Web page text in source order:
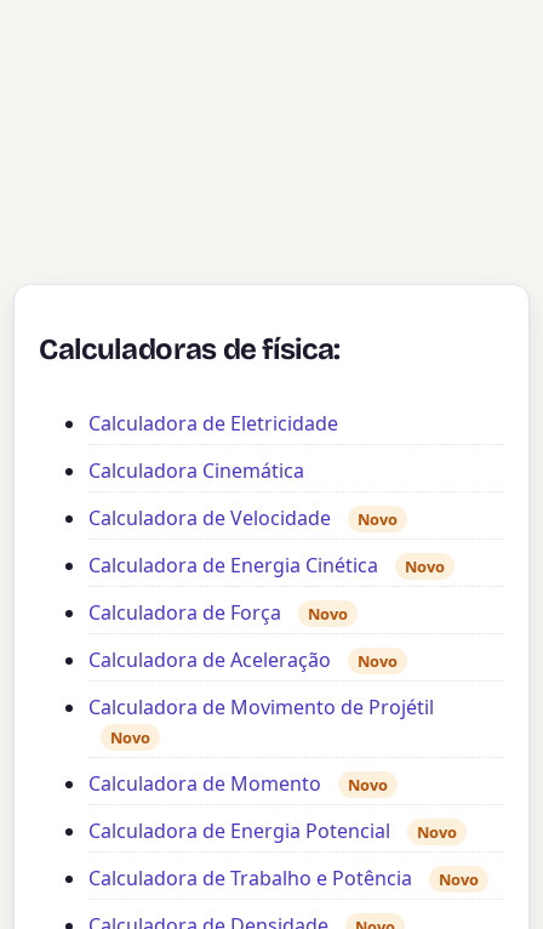
Calculadoras de física:
Calculadora de Eletricidade
Calculadora Cinemática
Calculadora de Velocidade
Novo
Calculadora de Energia Cinética Novo
Calculadora de Força Novo
Calculadora de Aceleração Novo
Calculadora de Movimento de Projétil
Novo
Calculadora de Momento Novo
Calculadora de Energia Potencial Novo
Calculadora de Trabalho e Potência Novo